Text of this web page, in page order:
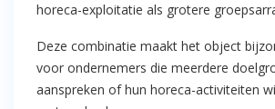
horeca-exploitatie als grotere
Deze combinatie maakt het object
voor ondernemers die meerdere
aanspreken of hun horeca-activiteiten